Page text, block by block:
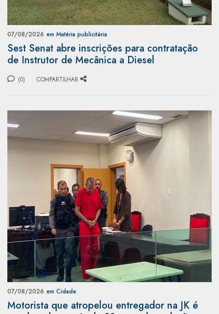
07/08/2026 em Matéria publicitária
Sest Senat abre inscrições para contratação
de Instrutor de Mecânica a Diesel
(0) COMPARTILHAR
07/08/2026 em Cidade
Motorista que atropelou entregador na JK é